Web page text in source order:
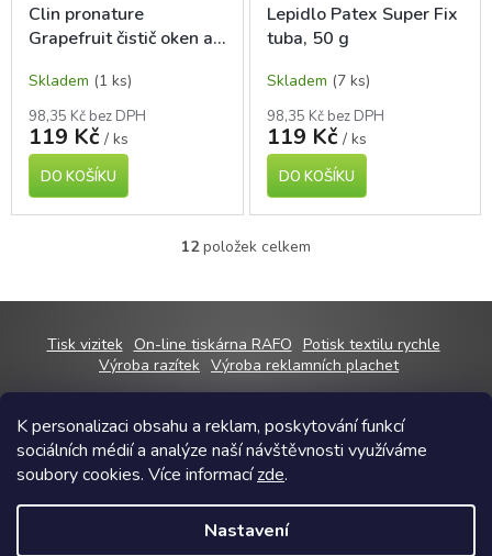
K personalizaci obsahu a reklam, poskytování funkcí
sociálních médií a analýze naší návštěvnosti využíváme
soubory cookies. Více informacízde.
Nastavení
Clin pronature
Grapefruit čistič oken a
500 ml
Skladem (1 ks)
98,35 Kč bez DPH
119 Kč / ks
DO KOŠÍKU
Lepidlo Patex Super Fix
tuba, 50 g
Skladem (7 ks)
98,35 Kč bez DPH
119 Kč / ks
DO KOŠÍKU
O
l
d
a
c
p
r
v
k
y
v
12položek celkem
p
Tisk vizitek On-line tiskárna RAFO Potisk textilu rychle
Výroba razítek Výroba reklamních plachet
Copyright 2026 RAFOshop . Všechna práva vyhrazena.
cookies
Grafický návrh vytvořil a na Shoptet implementoval
Shoptetak.cz.